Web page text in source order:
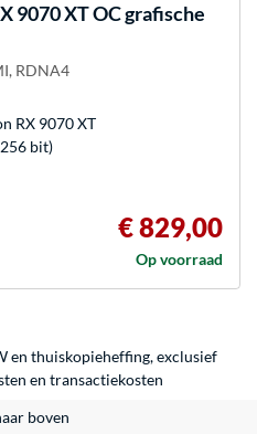
9070 XT OC grafische
RDNA4
RX 9070 XT
bit)
€ 829,00
Op voorraad
en thuiskopieheffing, exclusief
en transactiekosten
boven